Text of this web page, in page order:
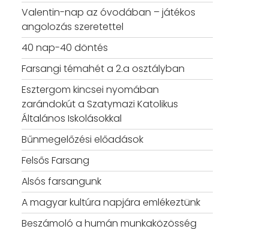
Valentin-nap az óvodában – játékos
angolozás szeretettel
40 nap-40 döntés
Farsangi témahét a 2.a osztályban
Esztergom kincsei nyomában
zarándokút a Szatymazi Katolikus
Általános Iskolásokkal
Bűnmegelőzési előadások
Felsős Farsang
Alsós farsangunk
A magyar kultúra napjára emlékeztünk
Beszámoló a humán munkaközösség